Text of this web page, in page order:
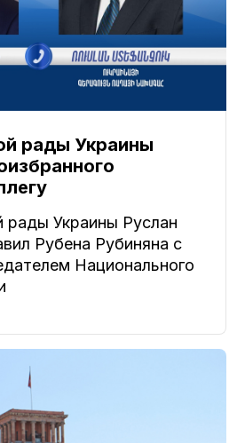
рады Украины
рады Украины Руслан
Рубена Рубиняна с
Национального